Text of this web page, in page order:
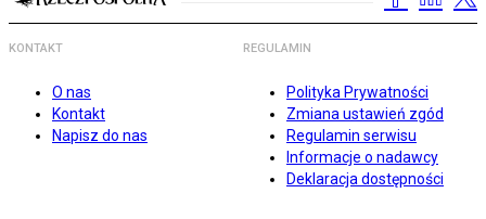
KONTAKT
O nas
Kontakt
Napisz do nas
REGULAMIN
Polityka Prywatności
Zmiana ustawień zgód
Regulamin serwisu
Informacje o nadawcy
Deklaracja dostępności